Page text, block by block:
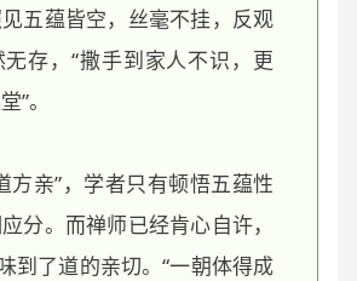
五蕴皆空，丝毫不挂，反观
存，“撒手到家人不识，更
”。
方亲”，学者只有顿悟五蕴性
分。而禅师已经肯心自许，
到了道的亲切。“一朝体得成